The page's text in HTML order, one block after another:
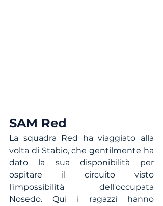
SAM Red
La squadra Red ha viaggiato alla
volta di Stabio, che gentilmente ha
dato la sua disponibilità per
ospitare il circuito visto
l'impossibilità dell'occupata
Nosedo. Qui i ragazzi hanno